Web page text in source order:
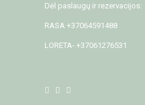
Dėl paslaugų ir rezervacijos:
RASA +37064591488
LORETA- +37061276531